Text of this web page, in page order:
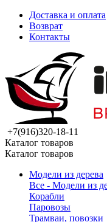
Доставка и оплата
Возврат
Контакты
+7(916)320-18-11
Каталог товаров
Каталог товаров
Модели из дерева
Все - Модели из
Корабли
Паровозы
Трамваи, повозки